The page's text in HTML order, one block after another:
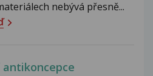
nebývá přesně...